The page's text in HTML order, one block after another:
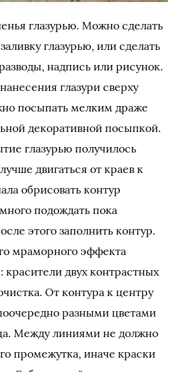
глазурью. Можно сделать
глазурью, или сделать
надпись или рисунок.
глазури сверху
посыпать мелким драже
декоративной посыпкой.
глазурью получилось
двигаться от краев к
обрисовать контур
подождать пока
этого заполнить контур.
мраморного эффекта
красители двух контрастных
От контура к центру
разными цветами
Между линиями не должно
промежутка, иначе краски